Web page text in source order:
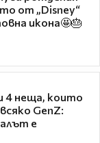
от „Disney“
икона🤩🎂
4 неща, които
GenZ:
е